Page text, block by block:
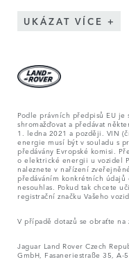
UKÁZAT VÍCE
Podle právních předpisů EU je
shromažďovat a předávat
1. ledna 2021 a později. VIN
energie musí být v souladu s
předávány Evropské komisi.
o elektrické energii u vozidel
naleznete v nařízení
předáváním konkrétních údajů
nesouhlas. Pokud tak chcete
registrační značku Vašeho
V případě dotazů se obraťte na
Jaguar Land Rover Czech
GmbH, Fasaneriestraße 35,